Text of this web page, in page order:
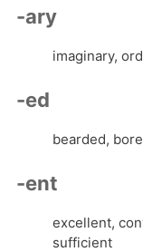
-ary
imaginary,
-ed
bearded,
-ent
excellent,
sufficient